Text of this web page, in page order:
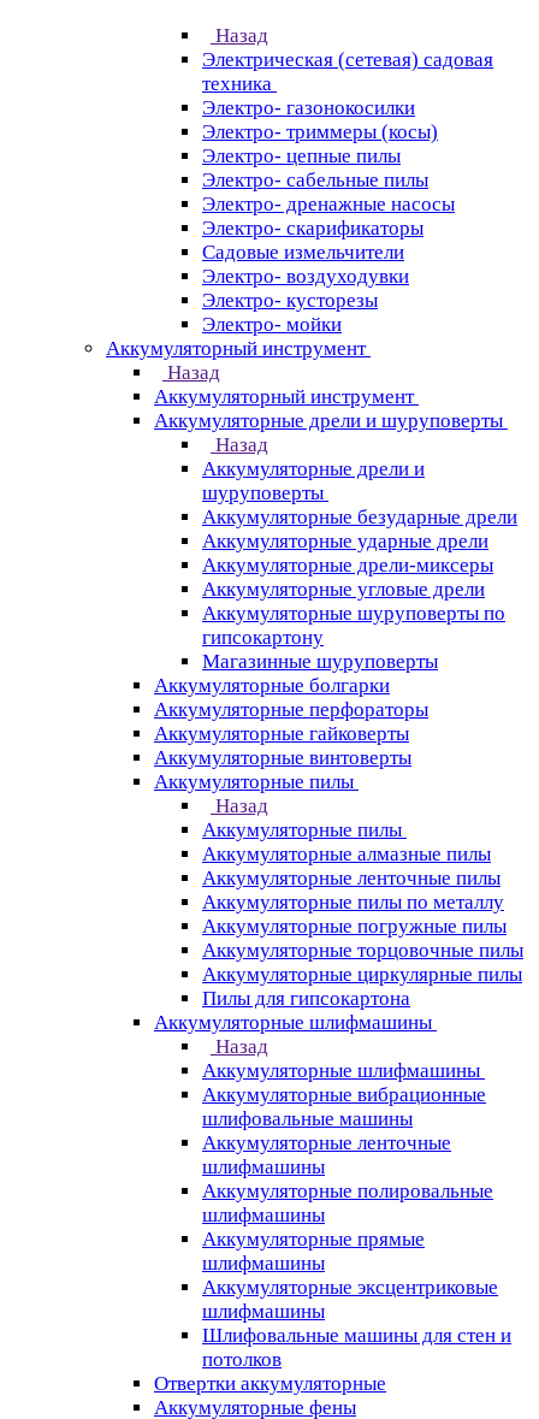
Назад
Электрическая (сетевая) садовая
техника
Электро- газонокосилки
Электро- триммеры (косы)
Электро- цепные пилы
Электро- сабельные пилы
Электро- дренажные насосы
Электро- скарификаторы
Садовые измельчители
Электро- воздуходувки
Электро- кусторезы
Электро- мойки
Аккумуляторный инструмент
Назад
Аккумуляторный инструмент
Аккумуляторные дрели и шуруповерты
Назад
Аккумуляторные дрели и
шуруповерты
Аккумуляторные безударные дрели
Аккумуляторные ударные дрели
Аккумуляторные дрели-миксеры
Аккумуляторные угловые дрели
Аккумуляторные шуруповерты по
гипсокартону
Магазинные шуруповерты
Аккумуляторные болгарки
Аккумуляторные перфораторы
Аккумуляторные гайковерты
Аккумуляторные винтоверты
Аккумуляторные пилы
Назад
Аккумуляторные пилы
Аккумуляторные алмазные пилы
Аккумуляторные ленточные пилы
Аккумуляторные пилы по металлу
Аккумуляторные погружные пилы
Аккумуляторные торцовочные пилы
Аккумуляторные циркулярные пилы
Пилы для гипсокартона
Аккумуляторные шлифмашины
Назад
Аккумуляторные шлифмашины
Аккумуляторные вибрационные
шлифовальные машины
Аккумуляторные ленточные
шлифмашины
Аккумуляторные полировальные
шлифмашины
Аккумуляторные прямые
шлифмашины
Аккумуляторные эксцентриковые
шлифмашины
Шлифовальные машины для стен и
потолков
Отвертки аккумуляторные
Аккумуляторные фены